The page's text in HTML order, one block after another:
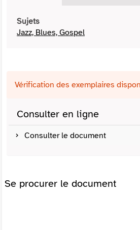
Sujets
Jazz, Blues, Gospel
Vérification des exemplaires
Consulter en ligne
Consulter le document
Se procurer le document